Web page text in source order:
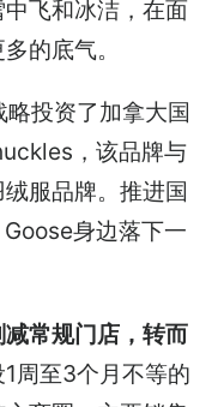
飞和冰洁，在面
的底气。
投资了加拿大国
，该品牌与
服品牌。推进国
身边落下一
常规门店，转而
周至3个月不等的